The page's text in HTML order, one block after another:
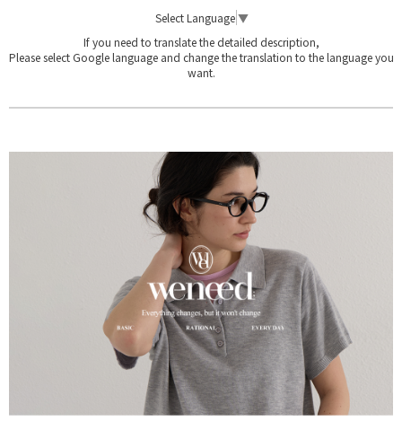
Select Language ▼
If you need to translate the detailed description,
Please select Google language and change the translation to the language you
want.